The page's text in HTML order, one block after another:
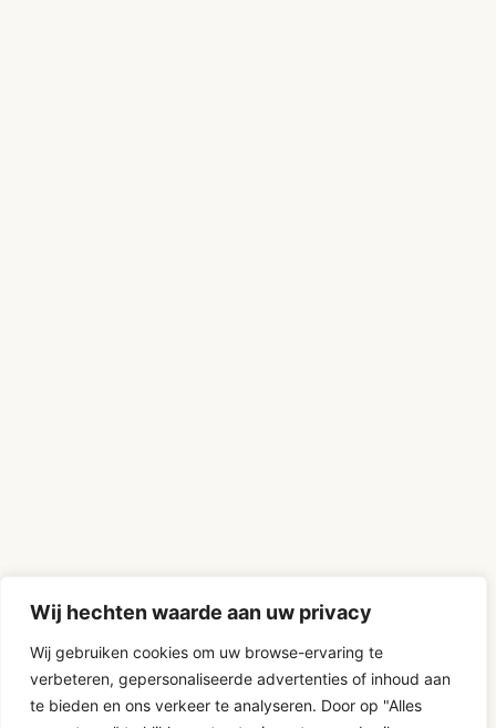
Wij hechten waarde aan uw privacy
Wij gebruiken cookies om uw browse-ervaring te
verbeteren, gepersonaliseerde advertenties of inhoud aan
te bieden en ons verkeer te analyseren. Door op "Alles